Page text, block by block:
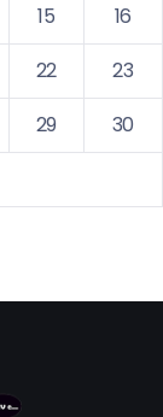
15
16
22
23
29
30